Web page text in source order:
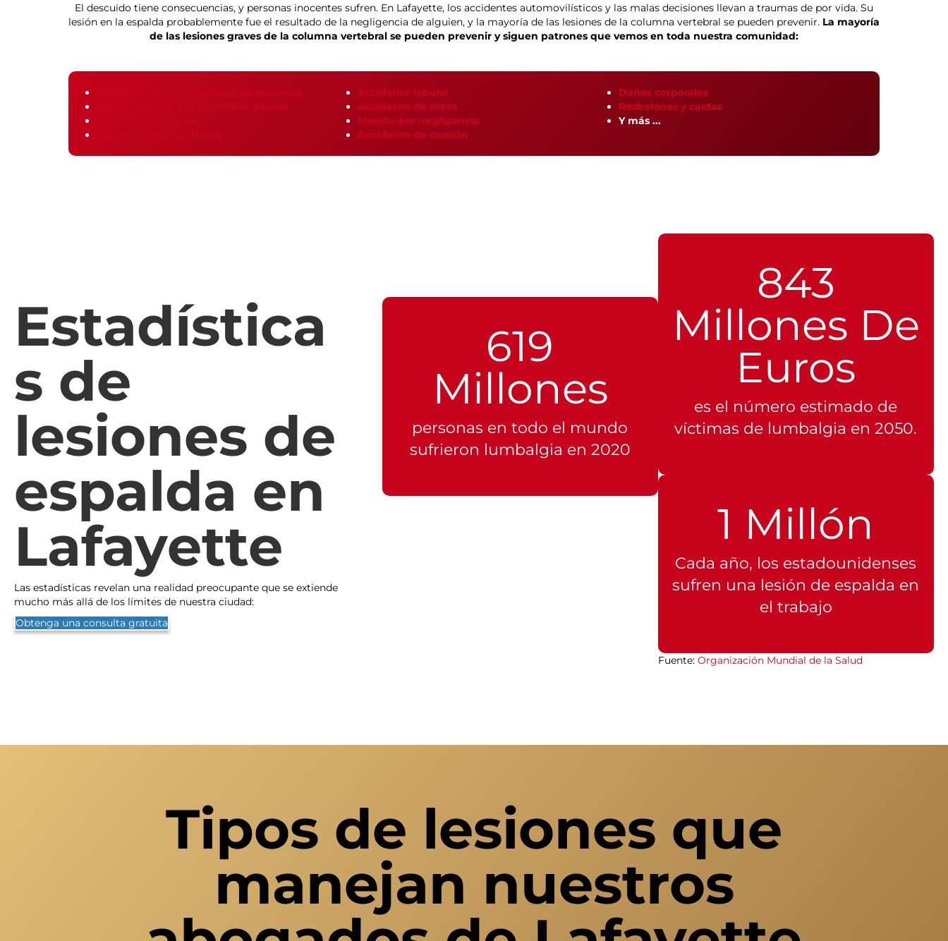
El descuido tiene consecuencias, y personas inocentes sufren. En Lafayette, los accidentes automovilísticos y las malas decisiones llevan a traumas de por vida. Su
lesión en la espalda probablemente fue el resultado de la negligencia de alguien, y la mayoría de las lesiones de la columna vertebral se pueden prevenir. La mayoría
de las lesiones graves de la columna vertebral se pueden prevenir y siguen patrones que vemos en toda nuestra comunidad:
Negligencia en residencias de ancianos
Indemnización por accidente laboral
Explosión de una planta
Accidente laboral
Accidente de moto
Muerte por negligencia
Accidente de camión
Daños corporales
Resbalones y caídas
Y más ...
Estadística
s de
lesiones de
espalda en
Lafayette
Las estadísticas revelan una realidad preocupante que se extiende
mucho más allá de los límites de nuestra ciudad:
Obtenga una consulta gratuita
619
Millones
personas en todo el mundo
sufrieron lumbalgia en 2020
843
Millones De
Euros
es el número estimado de
víctimas de lumbalgia en 2050.
1 Millón
Cada año, los estadounidenses
sufren una lesión de espalda en
el trabajo
Fuente: Organización Mundial de la Salud
Tipos de lesiones que
manejan nuestros